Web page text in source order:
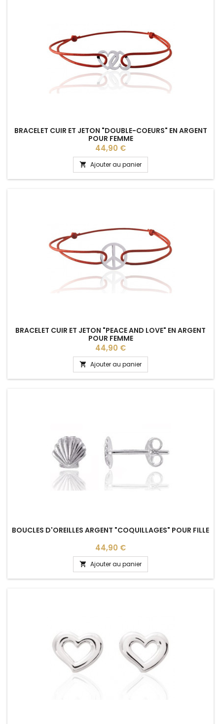
BRACELET CUIR ET JETON "DOUBLE-COEURS" EN ARGENT
POUR FEMME
Prix
44,90 €
 Ajouter au panier
BRACELET CUIR ET JETON "PEACE AND LOVE" EN ARGENT
POUR FEMME
Prix
44,90 €
 Ajouter au panier
BOUCLES D'OREILLES ARGENT "COQUILLAGES" POUR FILLE
Prix
44,90 €
 Ajouter au panier